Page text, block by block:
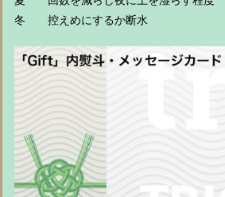
冬 控えめにするか断水